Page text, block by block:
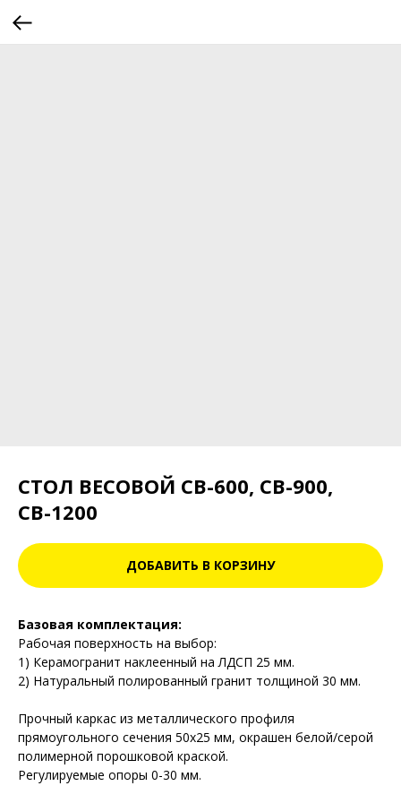
СТОЛ ВЕСОВОЙ СВ-600, СВ-900,
СВ-1200
ДОБАВИТЬ В КОРЗИНУ
Базовая комплектация:
Рабочая поверхность на выбор:
1) Керамогранит наклеенный на ЛДСП 25 мм.
2) Натуральный полированный гранит толщиной 30 мм.
Прочный каркас из металлического профиля
прямоугольного сечения 50х25 мм, окрашен белой/серой
полимерной порошковой краской.
Регулируемые опоры 0-30 мм.